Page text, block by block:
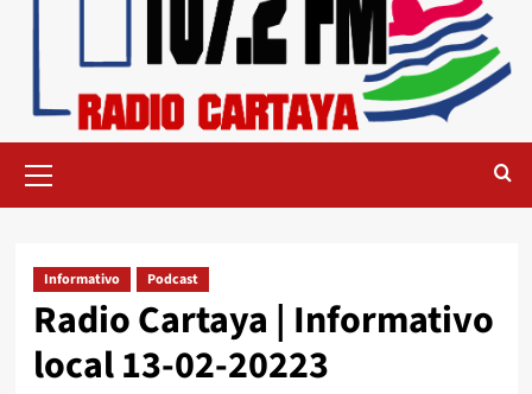
Informativo Podcast
Radio Cartaya | Informativo
local 13-02-20223